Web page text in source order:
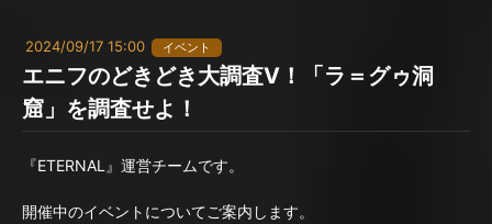
2024/09/17 15:00 イベント
エニフのどきどき大調査V！「ラ＝グゥ洞
窟」を調査せよ！
『ETERNAL』運営チームです。
開催中のイベントについてご案内します。